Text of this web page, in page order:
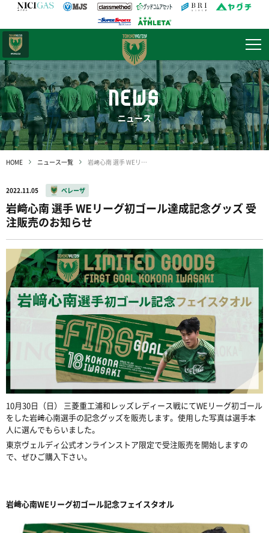
NEWS
ニュース
HOME ニュース一覧 岩﨑心南 選手 WEリーグ初ゴール達成記念グッズ 受注販売のお知らせ
2022.11.05 ベレーザ
岩﨑心南 選手 WEリーグ初ゴール達成記念グッズ 受
注販売のお知らせ
10月30日（日）
三菱重工浦和レッズレディース戦にてWEリーグ初ゴール
をした岩﨑心南選手の記念グッズを販売します。使用した写真は選手本
人に選んでもらいました。
東京ヴェルディ公式オンラインストア限定で受注販売を開始しますの
で、ぜひご購入下さい。
岩﨑心南WEリーグ初ゴール記念フェイスタオル